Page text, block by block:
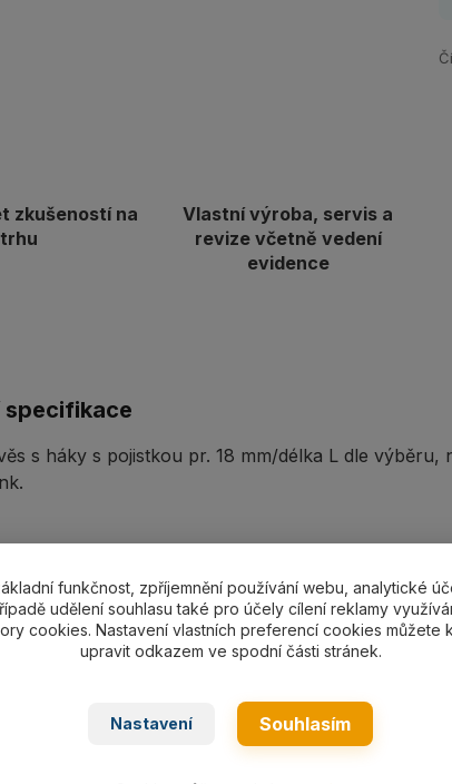
zkušeností na
trhu
Vlastní výroba, servis a
revize včetně vedení
evidence
specifikace
s háky s pojistkou pr. 18 mm/délka L dle
v kategoriích
Lanový 2-závěs s háky
funkčnost, zpříjemnění používání webu, analytické
udělení souhlasu také pro účely cílení reklamy
cookies. Nastavení vlastních preferencí cookies můžete
upravit odkazem ve spodní části stránek.
Nastavení Souhlasím